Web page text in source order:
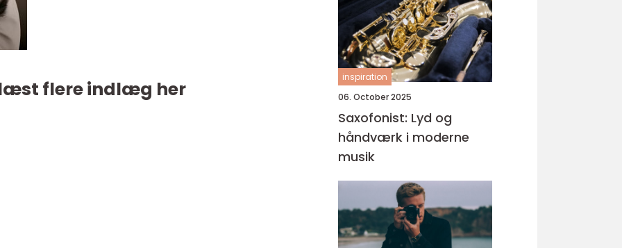
flere indlæg her
inspiration
06. October 2025
Saxofonist: Lyd og
håndværk i moderne
musik